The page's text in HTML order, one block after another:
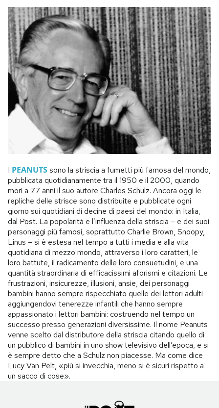
I PEANUTSsono la striscia a fumetti più famosa del mondo,
pubblicata quotidianamente tra il 1950 e il 2000, quando
morì a 77 anni il suo autore Charles Schulz. Ancora oggi le
repliche delle strisce sono distribuite e pubblicate ogni
giorno sui quotidiani di decine di paesi del mondo: in Italia,
dal Post. La popolarità e l’influenza della striscia – e dei suoi
personaggi più famosi, soprattutto Charlie Brown, Snoopy,
Linus – si è estesa nel tempo a tutti i media e alla vita
quotidiana di mezzo mondo, attraverso i loro caratteri, le
loro battute, il radicamento delle loro consuetudini, e una
quantità straordinaria di efficacissimi aforismi e citazioni. Le
frustrazioni, insicurezze, illusioni, ansie, dei personaggi
bambini hanno sempre rispecchiato quelle dei lettori adulti
aggiungendovi tenerezze infantili che hanno sempre
appassionato i lettori bambini: costruendo nel tempo un
successo presso generazioni diversissime. Il nome Peanuts
venne scelto dal distributore della striscia citando quello di
un pubblico di bambini in uno show televisivo dell’epoca, e si
è sempre detto che a Schulz non piacesse. Ma come dice
Lucy Van Pelt, «più si invecchia, meno si è sicuri rispetto a
un sacco di cose».